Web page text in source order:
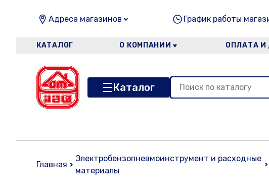
Адреса магазинов График работы
КАТАЛОГ О КОМПАНИИ ОПЛАТА И
Каталог
Главная
Электробензопневмоинструмент и расходные
материалы